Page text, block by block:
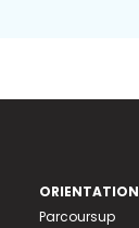
ORIENTATION
Parcoursup